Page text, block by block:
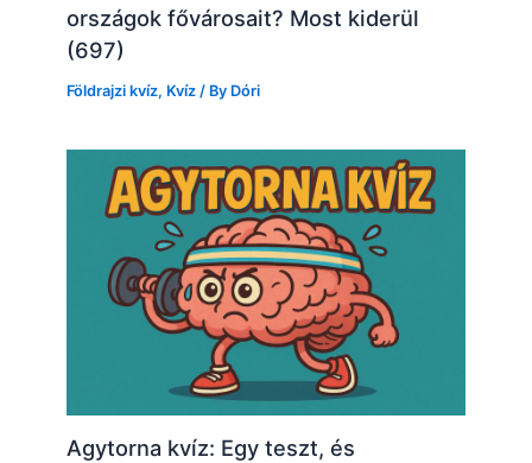
országok fővárosait? Most kiderül
(697)
Földrajzi kvíz, Kvíz / By Dóri
Agytorna kvíz: Egy teszt, és